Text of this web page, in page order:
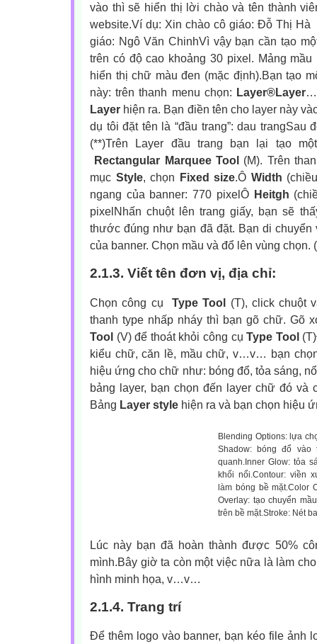
vào thì sẽ hiển thị lời chào và tên thành
website.Ví dụ: Xin chào cô giáo: Đỗ
giáo: Ngô Văn ChinhVì vậy bạn cần tạo
trên có độ cao khoảng 30 pixel. Mảng
hiển thị chữ màu đen (mặc định).Bạn tạo
này: trên thanh menu chọn: Layer®Layer
Layer hiện ra. Bạn điền tên cho layer này
dụ tôi đặt tên là “đầu trang”: dau trangSau
(**)Trên Layer đầu trang bạn lại tạo
Rectangular Marquee Tool
(M). Trên
mục Style, chọn Fixed size.Ô Width
ngang của banner: 770 pixelÔ Heitgh
pixelNhấn chuột lên trang giấy, bạn sẽ
thước đúng như bạn đã đặt. Bạn di chuyển
của banner. Chọn mầu và đổ lên vùng chọn.
2.1.3. Viết tên đơn vị, địa chỉ:
Chọn công cụ Type Tool (T), click chuột
thanh type nhấp nháy thì bạn gõ chữ. Gõ
Tool (V) để thoát khỏi công cụ Type Tool
kiểu chữ, căn lề, mầu chữ, v…v… bạn
hiệu ứng cho chữ như: bóng đổ, tỏa sáng,
bảng layer, bạn chọn đến layer chữ đó và
Bảng Layer style hiện ra và bạn chọn hiệu
Blending Options: lựa
Shadow: bóng đổ vào
quanh.Inner Glow: tỏa
khối nổi.Contour: viền
làm bóng bề mặt.Color
Overlay: tạo chuyển
trên bề mặt.Stroke: Nét
Lúc này bạn đã hoàn thành được 50%
mình.Bây giờ ta còn một việc nữa là làm
hình minh họa, v…v…
2.1.4. Trang trí
Để thêm logo vào banner, bạn kéo file ảnh